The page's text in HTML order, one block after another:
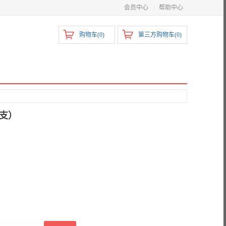
会员中心 帮助中心
第三方购物车(0)
购物车(0)
）